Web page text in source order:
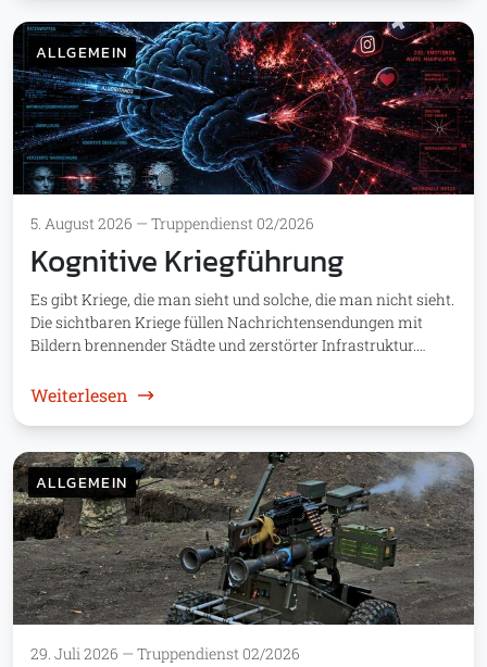
ALLGEMEIN
5. August 2026 — Truppendienst 02/2026
Kognitive Kriegführung
Es gibt Kriege, die man sieht und solche, die man nicht sieht.
Die sichtbaren Kriege füllen Nachrichtensendungen mit
Bildern brennender Städte und zerstörter Infrastruktur.…
Weiterlesen : Kognitive Kriegführung
ALLGEMEIN
29. Juli 2026 — Truppendienst 02/2026